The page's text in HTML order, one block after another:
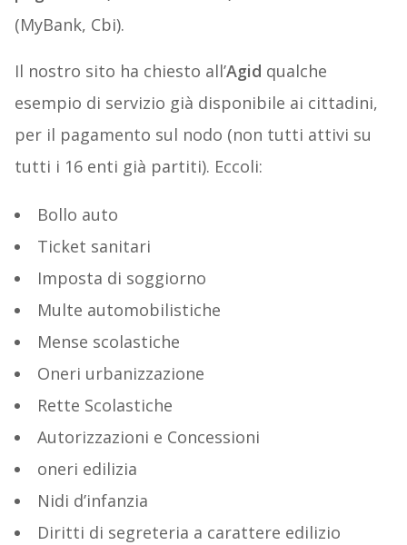
(MyBank, Cbi).
Il nostro sito ha chiesto all’Agid qualche
esempio di servizio già disponibile ai cittadini,
per il pagamento sul nodo (non tutti attivi su
tutti i 16 enti già partiti). Eccoli:
Bollo auto
Ticket sanitari
Imposta di soggiorno
Multe automobilistiche
Mense scolastiche
Oneri urbanizzazione
Rette Scolastiche
Autorizzazioni e Concessioni
oneri edilizia
Nidi d’infanzia
Diritti di segreteria a carattere edilizio